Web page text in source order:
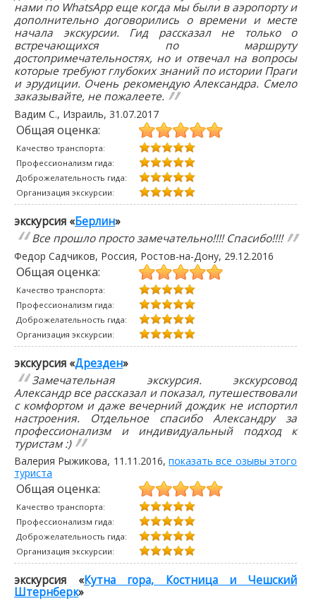
нами по WhatsApp еще когда мы были в аэропорту и
дополнительно договорились о времени и месте
начала экскурсии. Гид рассказал не только о
встречающихся по маршруту
достопримечательностях, но и отвечал на вопросы
которые требуют глубоких знаний по истории Праги
и эрудиции. Очень рекомендую Александра. Смело
заказывайте, не пожалеете.
Вадим С., Израиль, 31.07.2017
Общая оценка:
Качество транспорта:
Профессионализм гида:
Доброжелательность гида:
Организация экскурсии:
экскурсия «Берлин»
Все прошло просто замечательно!!!! Спасибо!!!!
Федор Садчиков, Россия, Ростов-на-Дону, 29.12.2016
Общая оценка:
Качество транспорта:
Профессионализм гида:
Доброжелательность гида:
Организация экскурсии:
экскурсия «Дрезден»
Замечательная экскурсия. экскурсовод
Александр все рассказал и показал, путешествовали
с комфортом и даже вечерний дождик не испортил
настроения. Отдельное спасибо Александру за
профессионализм и индивидуальный подход к
туристам :)
Валерия Рыжикова, 11.11.2016,показать все озывы этого
туриста
Общая оценка:
Качество транспорта:
Профессионализм гида:
Доброжелательность гида:
Организация экскурсии:
экскурсия «Кутна гора, Костница и Чешский
Штернберк»